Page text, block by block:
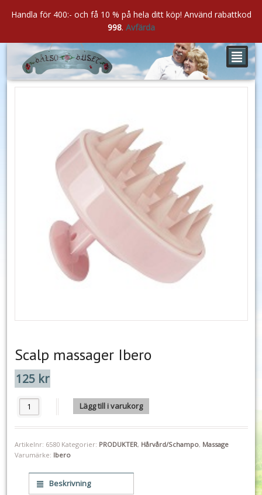
²
Scalp massager Ibero
125 kr
Scalp massager Ibero mängd
Lägg till i varukorg
Artikelnr: 6580 Kategorier: PRODUKTER, Hårvård/Schampo, Massage
Varumärke: Ibero
Beskrivning
Handla för 400:- och få 10 % på hela ditt köp! Använd rabattkod
998. Avfärda